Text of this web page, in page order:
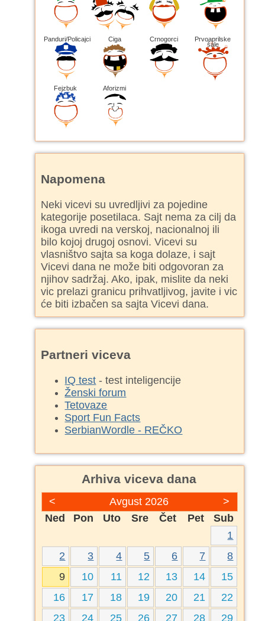
Panduri/Policajci Ciga Crnogorci Prvoaprilske
šale
Fejzbuk Aforizmi
Napomena
Neki vicevi su uvredljivi za pojedine
kategorije posetilaca. Sajt nema za cilj da
ikoga uvredi na verskoj, nacionalnoj ili
bilo kojoj drugoj osnovi. Vicevi su
vlasništvo sajta sa koga dolaze, i sajt
Vicevi dana ne može biti odgovoran za
njihov sadržaj. Ako, ipak, mislite da neki
vic prelazi granicu prihvatljivog, javite i vic
će biti izbačen sa sajta Vicevi dana.
Partneri viceva
IQ test - test inteligencije
Ženski forum
Tetovaze
Sport Fun Facts
SerbianWordle - REČKO
Arhiva viceva dana
< >
Avgust 2026
Ned
Pon Uto Sre Čet Pet
Sub
1
2
3 4 5 6 7
8
9
10 11 12 13 14
15
16
17 18 19 20 21
22
23
24 25 26 27 28 29